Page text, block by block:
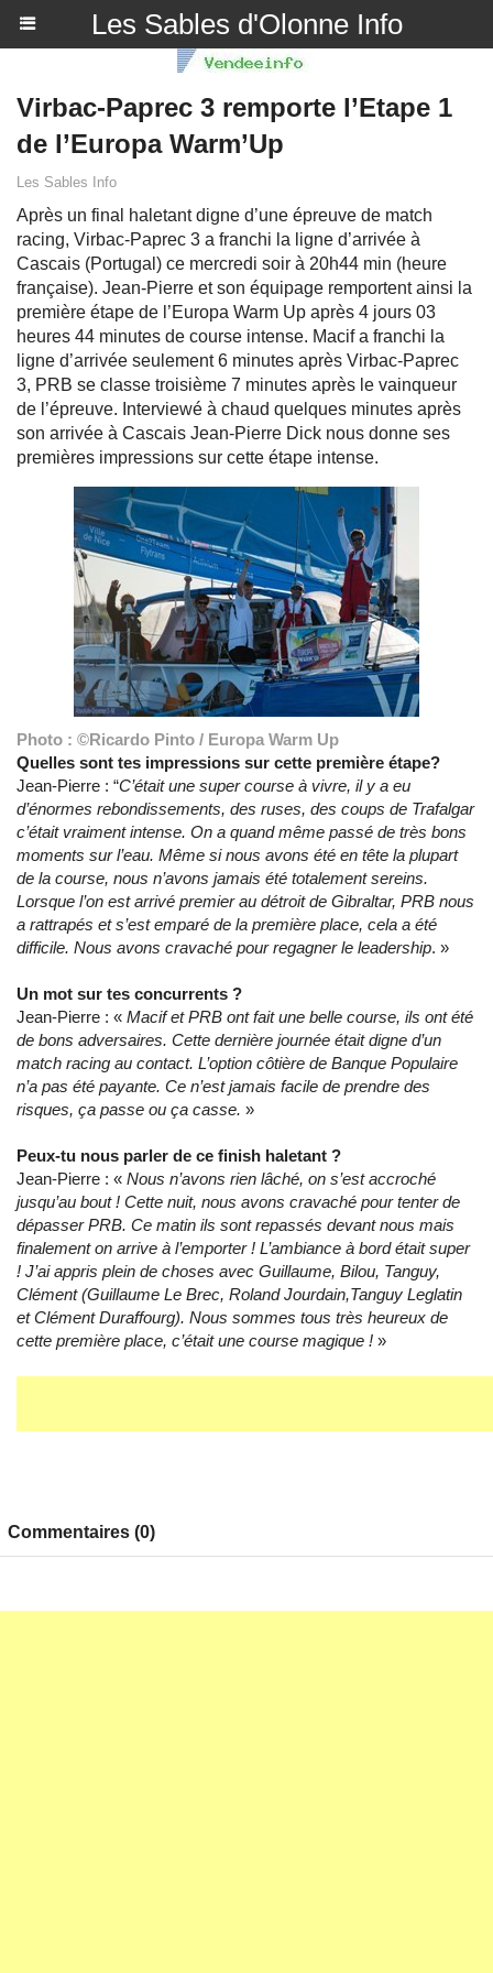
Les Sables d'Olonne Info
Virbac-Paprec 3 remporte l’Etape 1
de l’Europa Warm’Up
Les Sables Info
Après un final haletant digne d’une épreuve de match
racing, Virbac-Paprec 3 a franchi la ligne d’arrivée à
Cascais (Portugal) ce mercredi soir à 20h44 min (heure
française). Jean-Pierre et son équipage remportent ainsi la
première étape de l’Europa Warm Up après 4 jours 03
heures 44 minutes de course intense. Macif a franchi la
ligne d’arrivée seulement 6 minutes après Virbac-Paprec
3, PRB se classe troisième 7 minutes après le vainqueur
de l’épreuve. Interviewé à chaud quelques minutes après
son arrivée à Cascais Jean-Pierre Dick nous donne ses
premières impressions sur cette étape intense.
Photo : ©Ricardo Pinto / Europa Warm Up
Quelles sont tes impressions sur cette première étape?
Jean-Pierre : “C’était une super course à vivre, il y a eu
d’énormes rebondissements, des ruses, des coups de Trafalgar
c’était vraiment intense. On a quand même passé de très bons
moments sur l’eau. Même si nous avons été en tête la plupart
de la course, nous n’avons jamais été totalement sereins.
Lorsque l’on est arrivé premier au détroit de Gibraltar, PRB nous
a rattrapés et s’est emparé de la première place, cela a été
difficile. Nous avons cravaché pour regagner le leadership. »
Un mot sur tes concurrents ?
Jean-Pierre : « Macif et PRB ont fait une belle course, ils ont été
de bons adversaires. Cette dernière journée était digne d’un
match racing au contact. L’option côtière de Banque Populaire
n’a pas été payante. Ce n’est jamais facile de prendre des
risques, ça passe ou ça casse. »
Peux-tu nous parler de ce finish haletant ?
Jean-Pierre : « Nous n’avons rien lâché, on s’est accroché
jusqu’au bout ! Cette nuit, nous avons cravaché pour tenter de
dépasser PRB. Ce matin ils sont repassés devant nous mais
finalement on arrive à l’emporter ! L’ambiance à bord était super
! J’ai appris plein de choses avec Guillaume, Bilou, Tanguy,
Clément (Guillaume Le Brec, Roland Jourdain,Tanguy Leglatin
et Clément Duraffourg). Nous sommes tous très heureux de
cette première place, c’était une course magique ! »
Commentaires (0)